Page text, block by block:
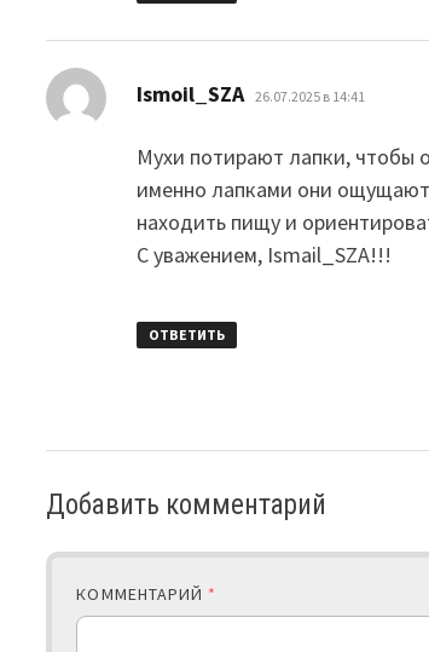
Ismoil_SZA 26.07.2025 в 14:41
Мухи потирают лапки, чтобы
именно лапками они ощущают
находить пищу и
С уважением, Ismail_SZA!!!
ОТВЕТИТЬ
Добавить комментарий
КОММЕНТАРИЙ *